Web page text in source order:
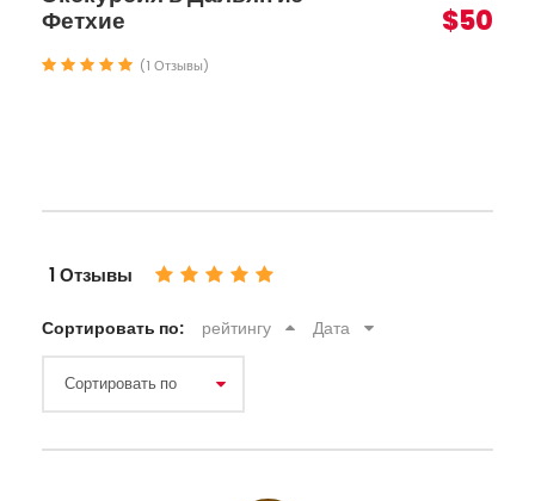
Фетхие
$50
(1 Отзывы)
1 Отзывы
Сортировать по: рейтингу Дата